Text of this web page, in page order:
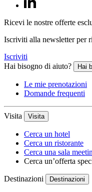
Ricevi le nostre offerte
Iscriviti alla newsletter per
Iscriviti
Hai bisogno di aiuto?
Hai
Le mie prenotazioni
Domande frequenti
Visita Visita
Cerca un hotel
Cerca un ristorante
Cerca una sala
Cerca un’offerta
Destinazioni Destinazioni